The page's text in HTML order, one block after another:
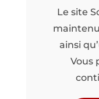
Le site
maintenu
ainsi
Vous